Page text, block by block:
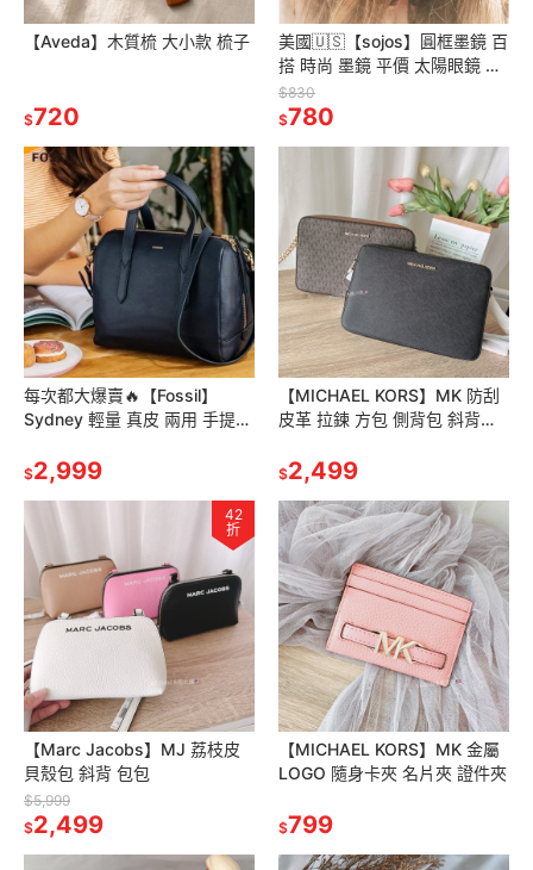
【Aveda】木質梳 大小款 梳子
$720
美國🇺🇸【sojos】圓框墨鏡 百
搭 時尚 墨鏡 平價 太陽眼鏡 眼
鏡 (多款)
$830
$780
每次都大爆賣🔥【Fossil】
Sydney 輕量 真皮 兩用 手提
$2,999
【MICHAEL KORS】MK 防刮
皮革 拉鍊 方包 側背包 斜背包
$2,499
42
折
【Marc Jacobs】MJ 荔枝皮
貝殼包 斜背 包包
$5,999
$2,499
【MICHAEL KORS】MK 金屬
LOGO 隨身卡夾 名片夾 證件夾
$799